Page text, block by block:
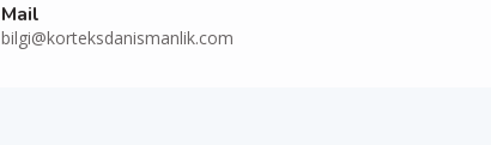
Mail
bilgi@korteksdanismanlik.com